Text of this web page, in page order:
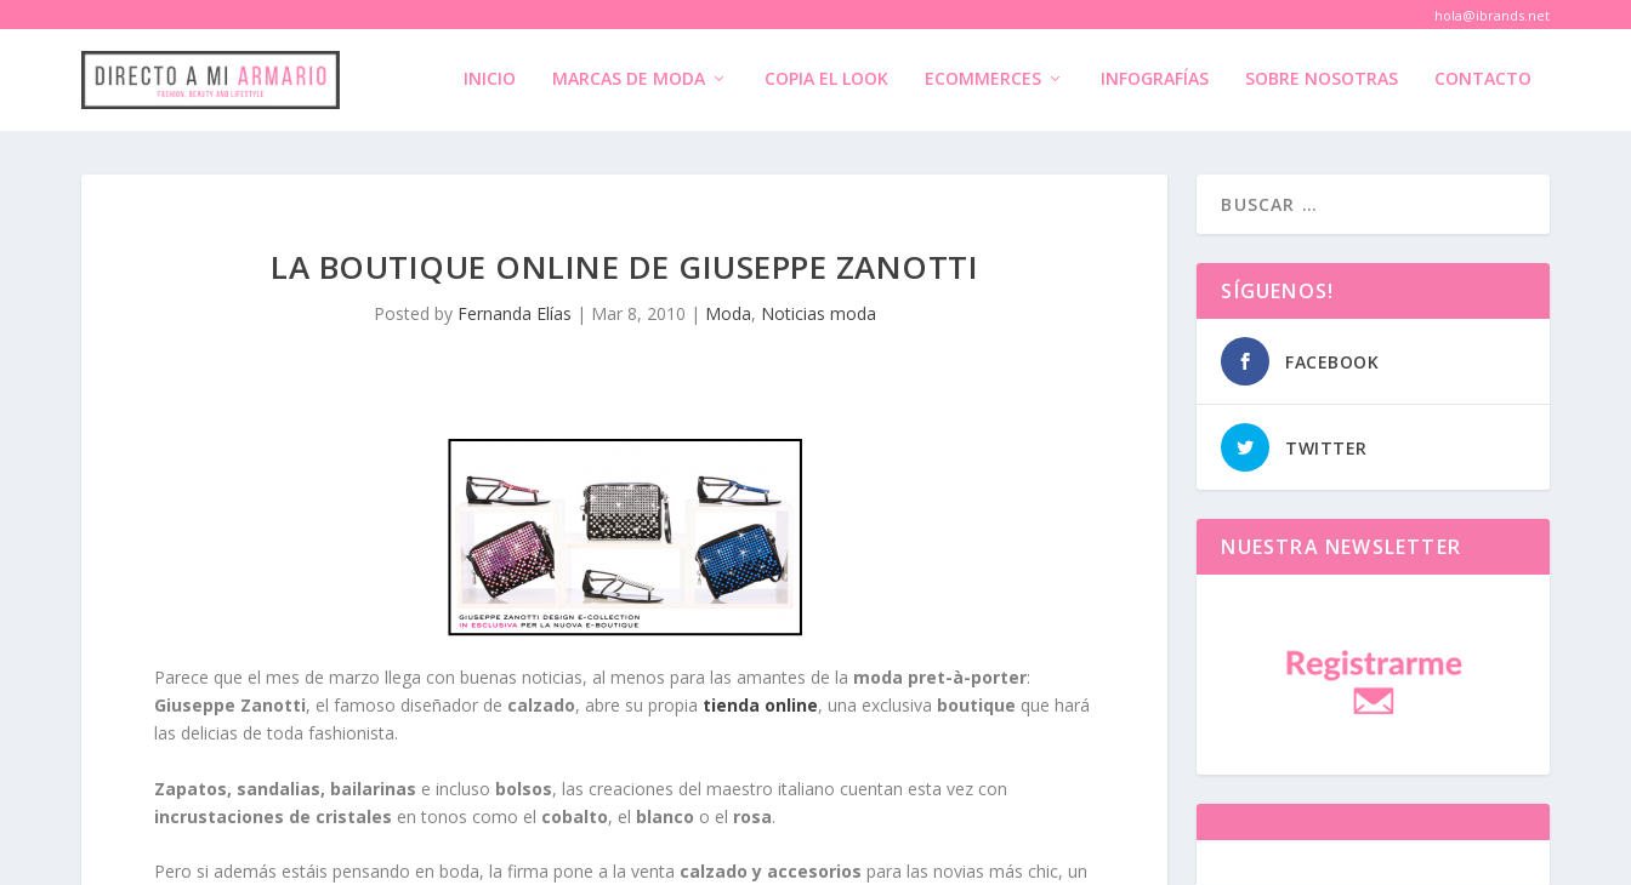
hola@ibrands.net
INICIO MARCAS DE MODA COPIA EL LOOK ECOMMERCES INFOGRAFÍAS SOBRE NOSOTRAS CONTACTO
LA BOUTIQUE ONLINE DE GIUSEPPE ZANOTTI
Posted by Fernanda Elías | Mar 8, 2010 | Moda, Noticias moda
Parece que el mes de marzo llega con buenas noticias, al menos para las amantes de la moda pret-à-porter:
Giuseppe Zanotti, el famoso diseñador de calzado, abre su propia tienda online, una exclusiva boutique que hará
las delicias de toda fashionista.
Zapatos, sandalias, bailarinas e incluso bolsos, las creaciones del maestro italiano cuentan esta vez con
incrustaciones de cristales en tonos como el cobalto, el blanco o el rosa.
Pero si además estáis pensando en boda, la firma pone a la venta calzado y accesorios para las novias más chic, un
SÍGUENOS!
FACEBOOK
TWITTER
NUESTRA NEWSLETTER